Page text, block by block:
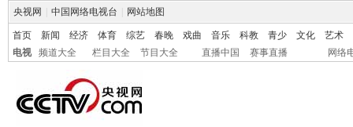
央视网 中国网络电视台 网站地图
首页 新闻 经济 体育 综艺 春晚 戏曲 音乐 科教 青少 文化
艺术
电视
频道大全 栏目大全 节目大全 直播中国 赛事直播 网络